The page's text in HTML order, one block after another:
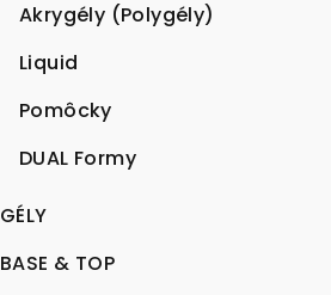
Akrygély (Polygély)
Liquid
Pomôcky
DUAL Formy
GÉLY
BASE & TOP